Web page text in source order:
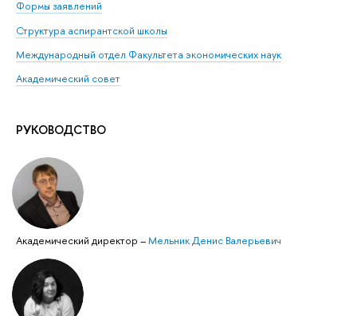
Формы заявлений
Структура аспирантской школы
Международный отдел Факультета экономических наук
Академический совет
РУКОВОДСТВО
Академический директор –Мельник Денис Валерьевич